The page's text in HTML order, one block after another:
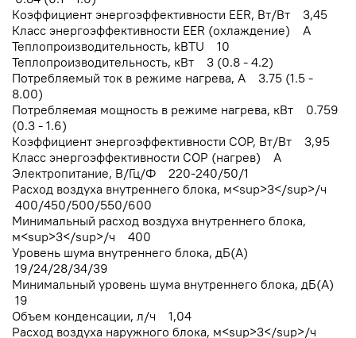
Коэффициент энергоэффективности EER, Вт/Вт 3,45
Класс энергоэффективности EER (охлаждение) A
Теплопроизводительность, kBTU 10
Теплопроизводительность, кВт 3 (0.8 - 4.2)
Потребляемый ток в режиме нагрева, A 3.75 (1.5 -
8.00)
Потребляемая мощность в режиме нагрева, кВт 0.759
(0.3 - 1.6)
Коэффициент энергоэффективности COP, Вт/Вт 3,95
Класс энергоэффективности COP (нагрев) A
Электропитание, В/Гц/Ф 220-240/50/1
Расход воздуха внутреннего блока, м<sup>3</sup>/ч
400/450/500/550/600
Минимальный расход воздуха внутреннего блока,
м<sup>3</sup>/ч 400
Уровень шума внутреннего блока, дБ(А)
19/24/28/34/39
Минимальный уровень шума внутреннего блока, дБ(А)
19
Объем конденсации, л/ч 1,04
Расход воздуха наружного блока, м<sup>3</sup>/ч